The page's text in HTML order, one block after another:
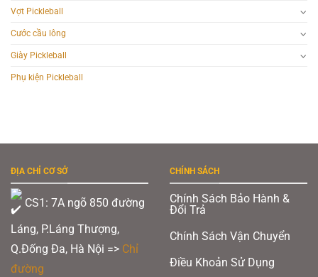
Vợt Pickleball
Cước cầu lông
Giày Pickleball
Phụ kiện Pickleball
ĐỊA CHỈ CƠ SỞ
CS1: 7A ngõ 850 đường
Láng, P.Láng Thượng,
Q.Đống Đa, Hà Nội => Chỉ
đường
CHÍNH SÁCH
Chính Sách Bảo Hành &
Đổi Trả
Chính Sách Vận Chuyển
Điều Khoản Sử Dụng